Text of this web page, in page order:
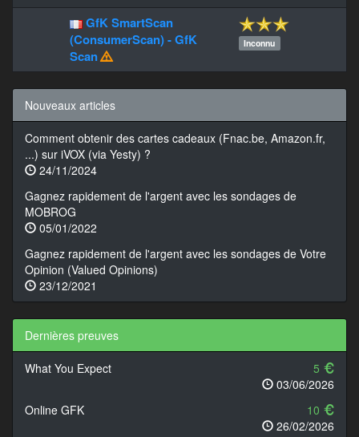
GfK SmartScan
(ConsumerScan) - GfK
Scan
Inconnu
Nouveaux articles
Comment obtenir des cartes cadeaux (Fnac.be, Amazon.fr,
...) sur iVOX (via Yesty) ?
24/11/2024
Gagnez rapidement de l'argent avec les sondages de
MOBROG
05/01/2022
Gagnez rapidement de l'argent avec les sondages de Votre
Opinion (Valued Opinions)
23/12/2021
Dernières preuves
What You Expect
5
03/06/2026
Online GFK
10
26/02/2026